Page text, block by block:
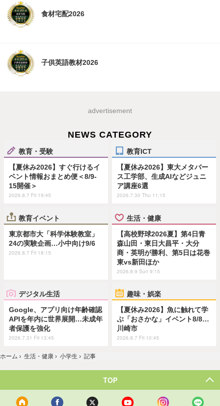
食材宅配2026
子供英語教材2026
advertisement
NEWS CATEGORY
教育・受験
【夏休み2026】すぐ行けるイ
ベント情報おまとめ便＜8/9-
15開催＞
2026.8.7 Fri 19:45
教育ICT
【夏休み2026】東大メタバー
ス工学部、生成AIなどジュニ
ア講座6選
2026.7.30 Thu 11:15
教育イベント
東京都市大「科学体験教室」
24の実験企画…小中向け9/6
2026.8.7 Fri 18:15
生活・健康
【高校野球2026夏】第4日青
森山田・東日大昌平・大分
商・英明が勝利、第5日は花巻
東vs新田ほか
2026.8.9 Sun 9:15
デジタル生活
Google、アプリ向け年齢確認
APIを年内に世界展開…未成年
者保護を強化
2026.7.31 Fri 13:45
趣味・娯楽
【夏休み2026】魚に触れて学
ぶ「おさかな」イベント8/8…
川崎市
2026.8.7 Fri 10:45
ホーム › 生活・健康 › 小学生 › 記事
TOP